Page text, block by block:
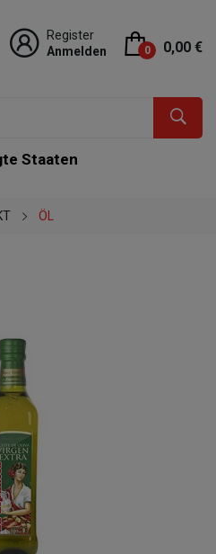
Register
Anmelden
0 0,00 €
Staaten
ÖL